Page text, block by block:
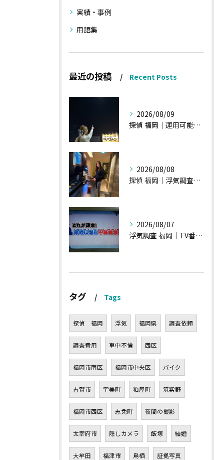
実績・事例
用語集
最近の投稿 Recent Posts
2026/08/09
探偵 福岡｜運用可能な報告書②
2026/08/08
探偵 福岡｜浮気調査、諸状況、そして雑談へ
2026/08/07
浮気調査 福岡｜TV番組15分間の特集の時のお話①
タグ Tags
探偵 福岡 浮気 福岡県 調査依頼
調査費用 車中不倫 西区
福岡市南区 福岡市中央区 バイク
古賀市 宇美町 粕屋町 筑紫野
福岡市西区 志免町 夜間の撮影
太宰府市 隠しカメラ 飯塚 結婚
大牟田 福津市 鳥栖 証拠写真